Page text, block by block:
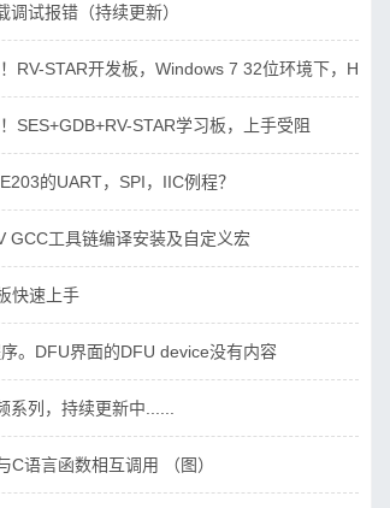
调试报错（持续更新）
！RV-STAR开发板，Windows 7 32位环境下，
SES+GDB+RV-STAR学习板，上手受阻
的UART，SPI，IIC例程？
GCC工具链编译安装及自定义宏
快速上手
。DFU界面的DFU device没有内容
系列，持续更新中......
C语言函数相互调用 （图）